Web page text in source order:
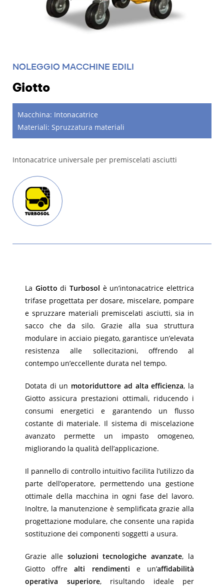
NOLEGGIO MACCHINE EDILI
Giotto
Macchina: Intonacatrice
Materiali: Spruzzatura materiali
Intonacatrice universale per premiscelati asciutti
La Giotto diTurbosol è un’intonacatrice elettrica
trifase progettata per dosare, miscelare, pompare
e spruzzare materiali premiscelati asciutti, sia in
sacco che da silo. Grazie alla sua struttura
modulare in acciaio piegato, garantisce un’elevata
resistenza alle sollecitazioni, offrendo al
contempo un’eccellente durata nel tempo.
Dotata di un motoriduttore ad alta efficienza, la
Giotto assicura prestazioni ottimali, riducendo i
consumi energetici e garantendo un flusso
costante di materiale. Il sistema di miscelazione
avanzato permette un impasto omogeneo,
migliorando la qualità dell’applicazione.
Il pannello di controllo intuitivo facilita l’utilizzo da
parte dell’operatore, permettendo una gestione
ottimale della macchina in ogni fase del lavoro.
Inoltre, la manutenzione è semplificata grazie alla
progettazione modulare, che consente una rapida
sostituzione dei componenti soggetti a usura.
Grazie alle soluzioni tecnologiche avanzate, la
Giotto offrealti rendimenti e un’affidabilità
operativa superiore, risultando ideale per